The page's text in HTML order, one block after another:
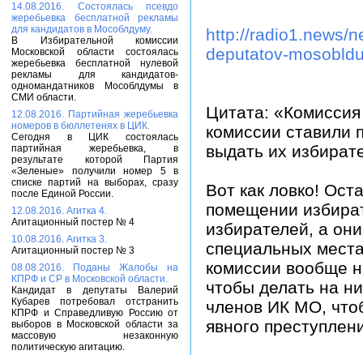
14.08.2016. Состоялась псевдо
жеребьевка бесплатной рекламы
для кандидатов в Мособлдуму.
В Избирательной комиссии
Московской области состоялась
жеребьевка бесплатной нулевой
рекламы для кандидатов-
одномандатников Мособлдумы в
СМИ области.
12.08.2016. Партийная жеребьевка
номеров в бюллетенях в ЦИК.
Сегодня в ЦИК состоялась
партийная жеребьевка, в
результате которой Партия
«Зеленые» получили номер 5 в
списке партий на выборах, сразу
после Единой России.
12.08.2016. Агитка 4.
Агитационный постер № 4
10.08.2016. Агитка 3.
Агитационный постер № 3
08.08.2016. Поданы Жалобы на
КПРФ и СР в Московской области.
Кандидат в депутаты Валерий
Кубарев потребовал отстранить
КПРФ и Справедливую Россию от
выборов в Московской области за
массовую незаконную
политическую агитацию.
http://radio1.news/
deputatov-
Цитата:
комиссии ставили
выдать их
Вот как ловко!
помещении
избирателей, а
специальных
комиссии вообще
чтобы делать на
членов ИК МО,
явного